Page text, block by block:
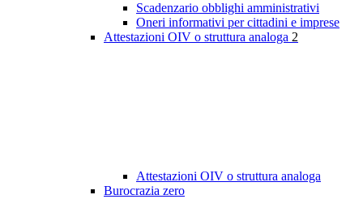
Scadenzario obblighi amministrativi
Oneri informativi per cittadini e imprese
Attestazioni OIV o struttura analoga 2
Attestazioni OIV o struttura analoga
Burocrazia zero